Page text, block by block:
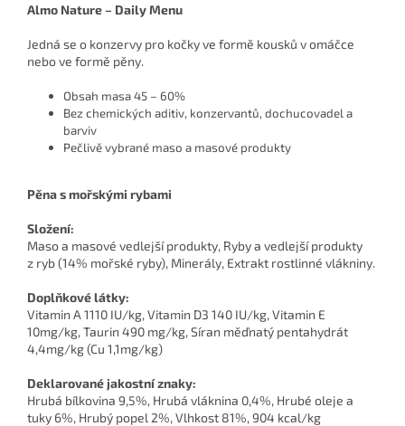
Almo Nature – Daily Menu
Jedná se o konzervy pro kočky ve formě kousků v omáčce
nebo ve formě pěny.
Obsah masa 45 – 60%
Bez chemických aditiv, konzervantů, dochucovadel a
barviv
Pečlivě vybrané maso a masové produkty
Pěna s mořskými rybami
Složení:
Maso a masové vedlejší produkty, Ryby a vedlejší produkty
z ryb (14% mořské ryby), Minerály, Extrakt rostlinné vlákniny.
Doplňkové látky:
Vitamin A 1110 IU/kg, Vitamin D3 140 IU/kg, Vitamin E
10mg/kg, Taurin 490 mg/kg, Síran měďnatý pentahydrát
4,4mg/kg (Cu 1,1mg/kg)
Deklarované jakostní znaky:
Hrubá bílkovina 9,5%, Hrubá vláknina 0,4%, Hrubé oleje a
tuky 6%, Hrubý popel 2%, Vlhkost 81%, 904 kcal/kg